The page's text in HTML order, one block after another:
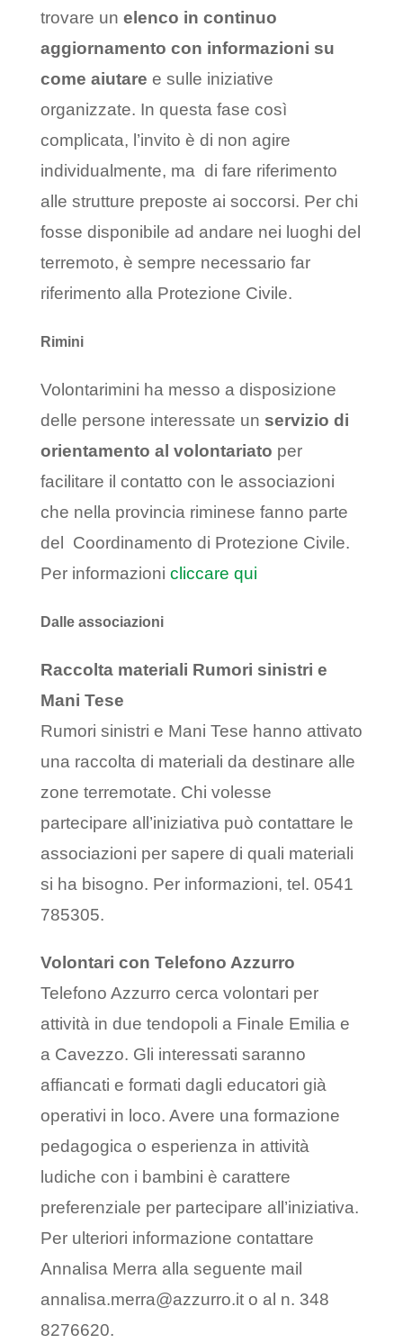
trovare un elenco in continuo
aggiornamento con informazioni su
come aiutare e sulle iniziative
organizzate. In questa fase così
complicata, l’invito è di non agire
individualmente, ma di fare riferimento
alle strutture preposte ai soccorsi. Per chi
fosse disponibile ad andare nei luoghi del
terremoto, è sempre necessario far
riferimento alla Protezione Civile.
Rimini
Volontarimini ha messo a disposizione
delle persone interessate un servizio di
orientamento al volontariato per
facilitare il contatto con le associazioni
che nella provincia riminese fanno parte
del Coordinamento di Protezione Civile.
Per informazioni cliccare qui
Dalle associazioni
Raccolta materiali Rumori sinistri e
Mani Tese
Rumori sinistri e Mani Tese hanno attivato
una raccolta di materiali da destinare alle
zone terremotate. Chi volesse
partecipare all’iniziativa può contattare le
associazioni per sapere di quali materiali
si ha bisogno. Per informazioni, tel. 0541
785305.
Volontari con Telefono Azzurro
Telefono Azzurro cerca volontari per
attività in due tendopoli a Finale Emilia e
a Cavezzo. Gli interessati saranno
affiancati e formati dagli educatori già
operativi in loco. Avere una formazione
pedagogica o esperienza in attività
ludiche con i bambini è carattere
preferenziale per partecipare all’iniziativa.
Per ulteriori informazione contattare
Annalisa Merra alla seguente mail
annalisa.merra@azzurro.it o al n. 348
8276620.